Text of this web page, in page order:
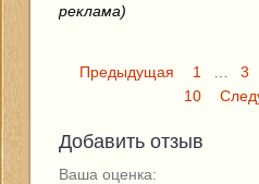
реклама)
Предыдущая 1 3
10
Добавить отзыв
Ваша оценка: